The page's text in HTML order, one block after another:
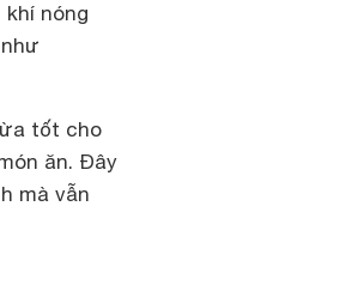
khí nóng
tốt cho
ăn. Đây
mà vẫn